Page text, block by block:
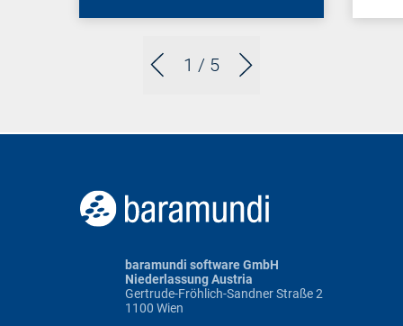
1 / 5
baramundi software GmbH
Niederlassung Austria
Gertrude-Fröhlich-Sandner Straße 2
1100 Wien